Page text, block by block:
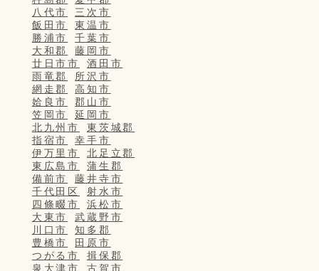
八代市
三次市
飯田市
東温市
勝浦市
千葉市
大和郡
藤岡市
廿日市市
酒田市
雨竜郡
所沢市
網走郡
高知市
姶良市
郡山市
笠岡市
延岡市
北九州市
東茨城郡
指宿市
幸手市
伊万里市
北足立郡
東広島市
蒲生郡
備前市
藤井寺市
千代田区
射水市
四條畷市
浜松市
大東市
武蔵野市
川口市
知多郡
豊橋市
田原市
つがる市
揖保郡
泉大津市
古賀市